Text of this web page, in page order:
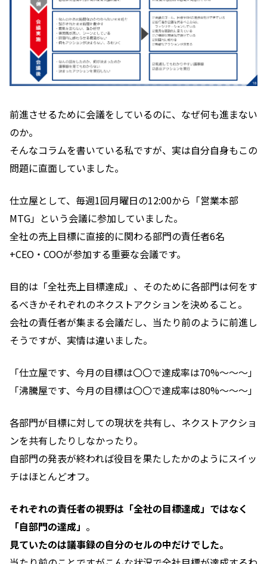
前進させるために会議をしているのに、なぜ何も進まない
のか。
そんなコラムを書いている私ですが、実は自分自身もこの
問題に直面していました。
仕立屋として、毎週1回月曜日の12:00から「営業本部
MTG」という会議に参加していました。
全社の売上目標に直接的に関わる部門の責任者6名
+CEO・COOが参加する重要な会議です。
目的は「全社売上目標達成」、そのために各部門は何をす
るべきかそれぞれのネクストアクションを決めること。
会社の責任者が集まる会議だし、当たり前のように前進し
そうですが、実情は違いました。
「仕立屋です、今月の目標は〇〇で達成率は70%〜〜〜」
「沸騰屋です、今月の目標は〇〇で達成率は80%〜〜〜」
各部門が目標に対しての現状を共有し、ネクストアクショ
ンを共有したりしなかったり。
自部門の発表が終われば役目を果たしたかのようにスイッ
チはほとんどオフ。
それぞれの責任者の視野は「全社の目標達成」ではなく
「自部門の達成」 。
見ていたのは議事録の自分のセルの中だけでした。